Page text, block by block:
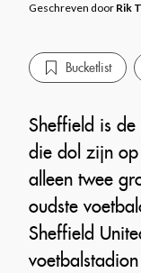
Geschreven door Rik
Bucketlist
Sheffield is
die dol zijn op
alleen twee
oudste
Sheffield